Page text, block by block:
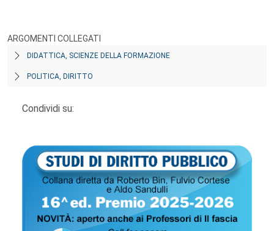
ARGOMENTI COLLEGATI
DIDATTICA, SCIENZE DELLA FORMAZIONE
POLITICA, DIRITTO
Condividi su: